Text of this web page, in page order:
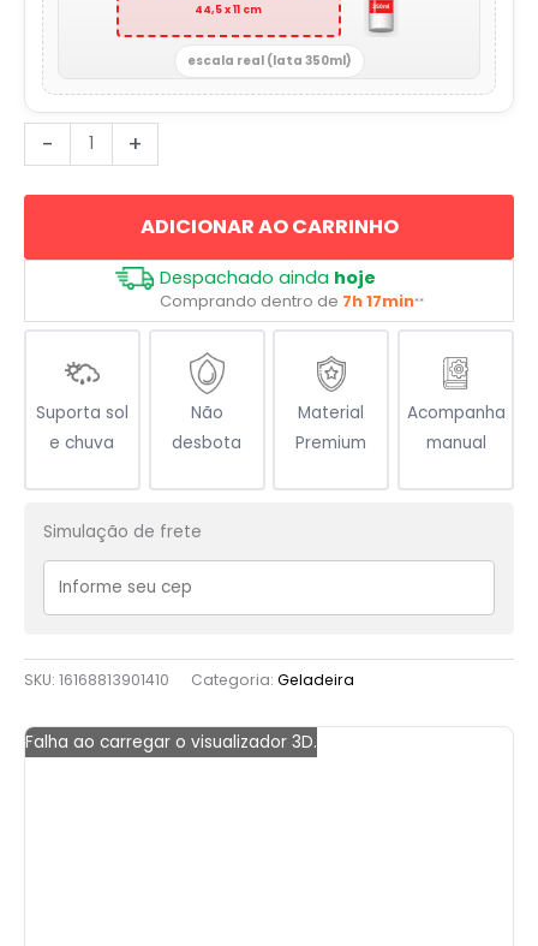
44,5 x 11 cm
escala real (lata 350ml)
-
Amo
Maceió
I
Maceió
+
ADICIONAR AO CARRINHO
Despachado ainda hoje
Comprando dentro de 7h 17min**
Suporta sol
e chuva
Não
desbota
Material
Premium
Acompanha
manual
Simulação de frete
SKU: 16168813901410 Categoria: Geladeira
Falha ao carregar o visualizador 3D.